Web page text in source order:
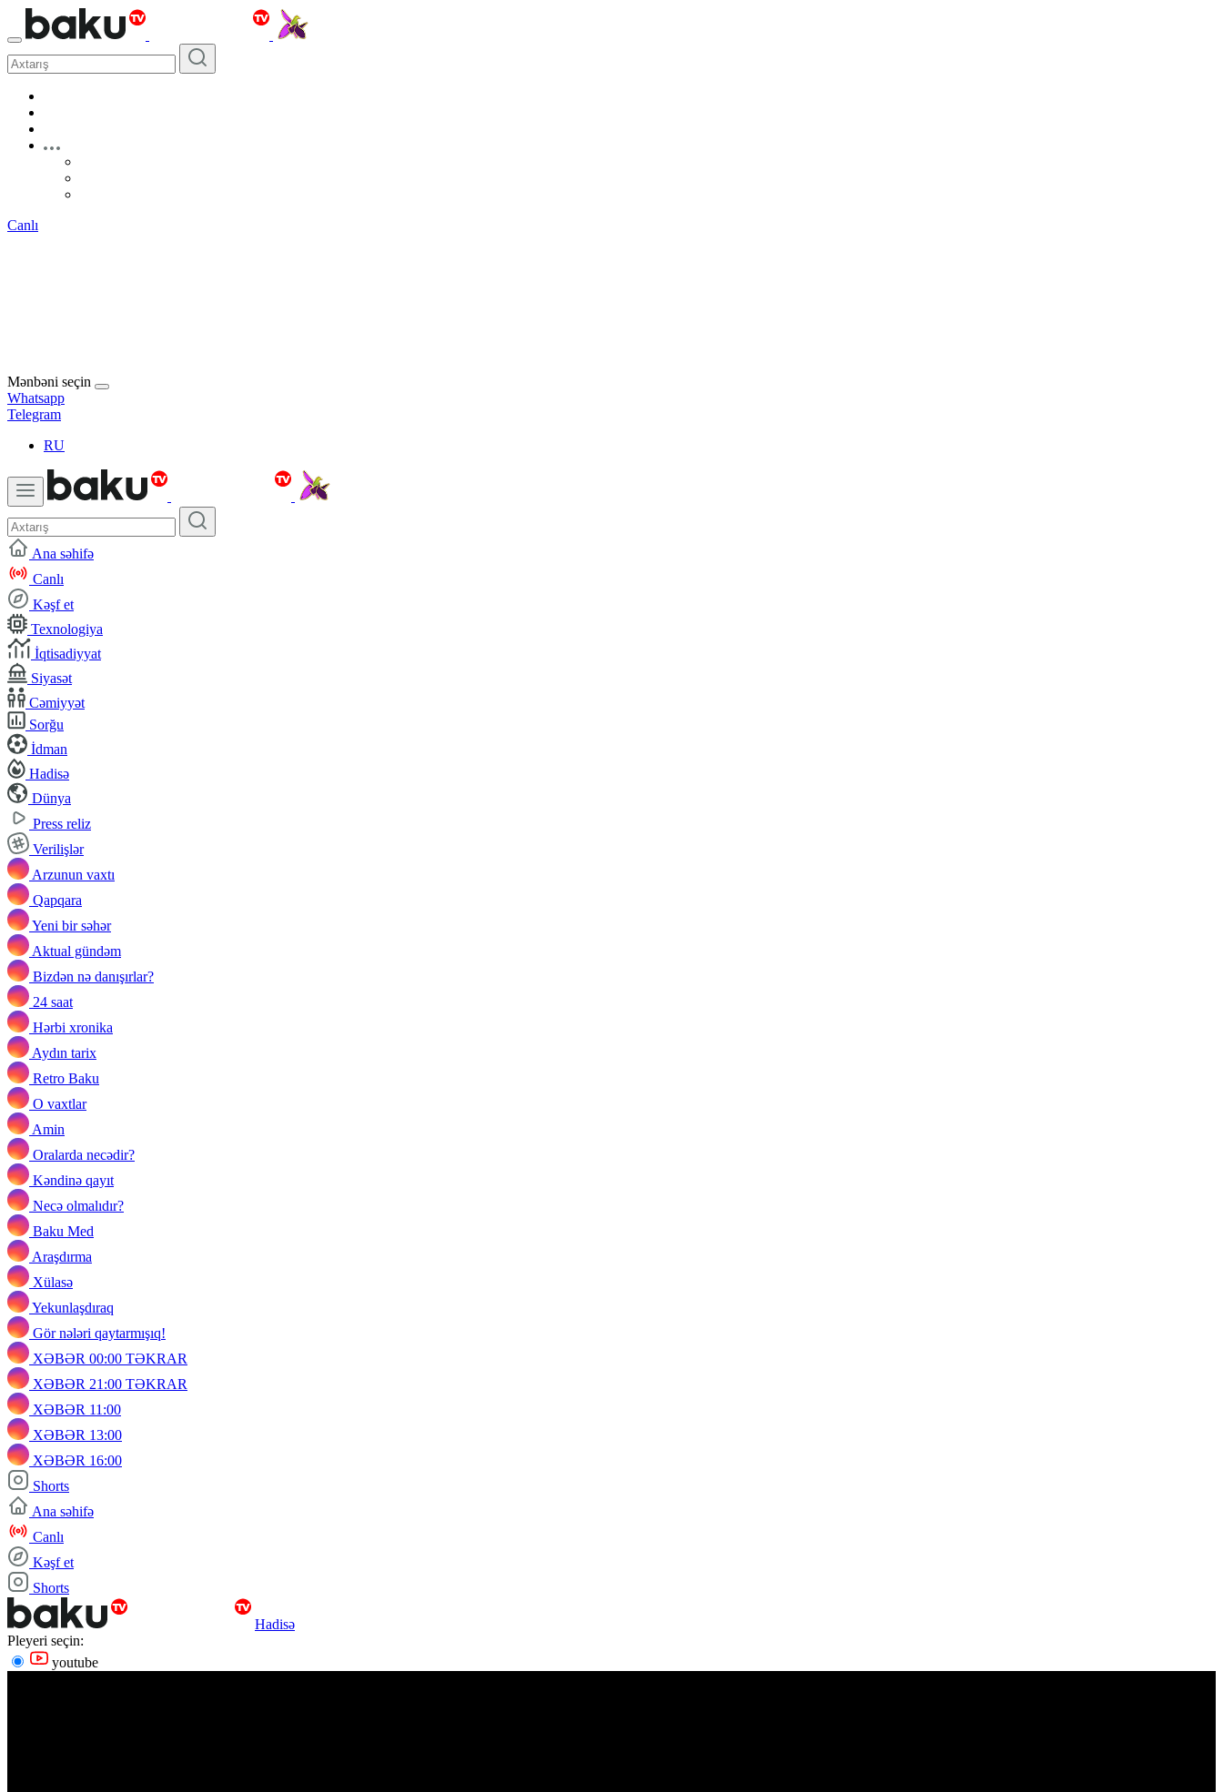
Canlı
Mənbəni seçin
Whatsapp
Telegram
RU
Ana səhifə
Canlı
Kəşf et
Texnologiya
İqtisadiyyat
Siyasət
Cəmiyyət
Sorğu
İdman
Hadisə
Dünya
Press reliz
Verilişlər
Arzunun vaxtı
Qapqara
Yeni bir səhər
Aktual gündəm
Bizdən nə danışırlar?
24 saat
Hərbi xronika
Aydın tarix
Retro Baku
O vaxtlar
Amin
Oralarda necədir?
Kəndinə qayıt
Necə olmalıdır?
Baku Med
Araşdırma
Xülasə
Yekunlaşdıraq
Gör nələri qaytarmışıq!
XƏBƏR 00:00 TƏKRAR
XƏBƏR 21:00 TƏKRAR
XƏBƏR 11:00
XƏBƏR 13:00
XƏBƏR 16:00
Shorts
Ana səhifə
Canlı
Kəşf et
Shorts
Hadisə
Pleyeri seçin:
youtube